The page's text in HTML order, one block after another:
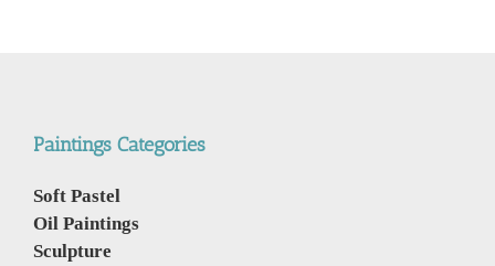
Paintings Categories
Soft Pastel
Oil Paintings
Sculpture